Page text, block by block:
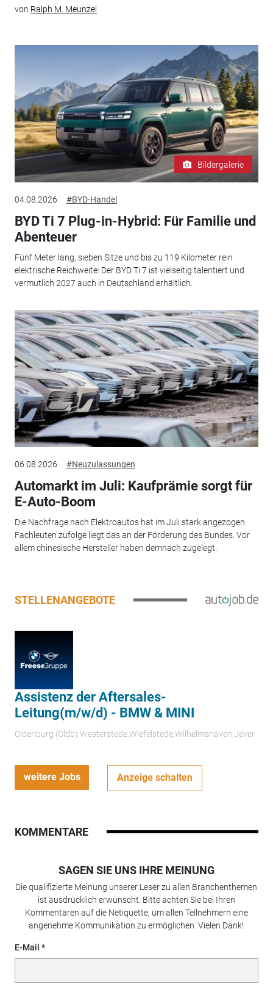
von Ralph M. Meunzel
Bildergalerie
04.08.2026 #BYD-Handel
BYD Ti 7 Plug-in-Hybrid: Für Familie und
Abenteuer
Fünf Meter lang, sieben Sitze und bis zu 119 Kilometer rein
elektrische Reichweite: Der BYD Ti 7 ist vielseitig talentiert und
vermutlich 2027 auch in Deutschland erhältlich.
06.08.2026 #Neuzulassungen
Automarkt im Juli: Kaufprämie sorgt für
E-Auto-Boom
Die Nachfrage nach Elektroautos hat im Juli stark angezogen.
Fachleuten zufolge liegt das an der Förderung des Bundes. Vor
allem chinesische Hersteller haben demnach zugelegt.
STELLENANGEBOTE
Assistenz der Aftersales-
Leitung(m/w/d) - BMW & MINI
Oldenburg (Oldb);Westerstede;Wiefelstede;Wilhelmshaven;Jever
weitere Jobs Anzeige schalten
KOMMENTARE
SAGEN SIE UNS IHRE MEINUNG
Die qualifizierte Meinung unserer Leser zu allen Branchenthemen
ist ausdrücklich erwünscht. Bitte achten Sie bei Ihren
Kommentaren auf die Netiquette, um allen Teilnehmern eine
angenehme Kommunikation zu ermöglichen. Vielen Dank!
E-Mail